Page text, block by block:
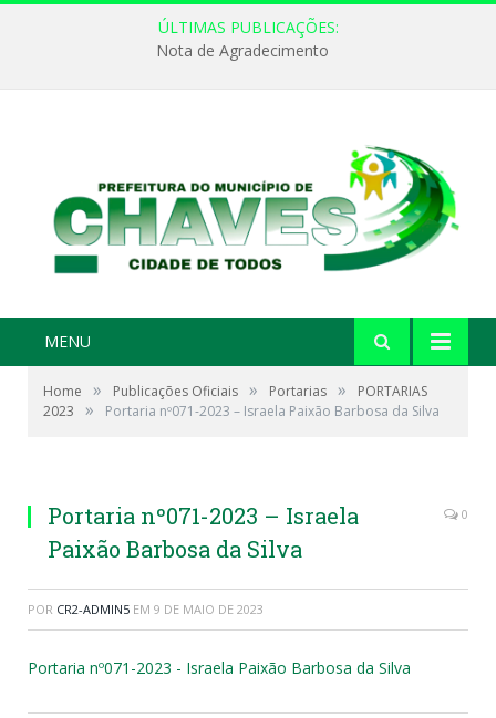
ÚLTIMAS PUBLICAÇÕES:
Nota de Agradecimento
MENU
Home » Publicações Oficiais » Portarias »
PORTARIAS
2023
» Portaria nº071-2023 – Israela Paixão Barbosa da Silva
Portaria nº071-2023 – Israela
Paixão Barbosa da Silva
0
POR CR2-ADMIN5 EM 9 DE MAIO DE 2023
Portaria nº071-2023 - Israela Paixão Barbosa da Silva